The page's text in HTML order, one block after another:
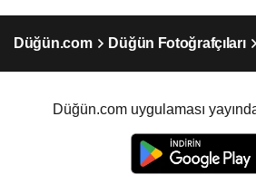
Düğün.com Düğün Fotoğrafçıları
Düğün.com uygulaması